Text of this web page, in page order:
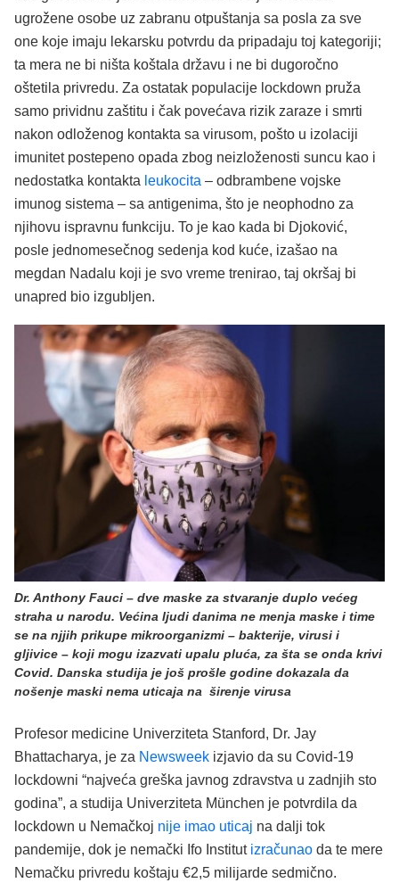
ugrožene osobe uz zabranu otpuštanja sa posla za sve
one koje imaju lekarsku potvrdu da pripadaju toj kategoriji;
ta mera ne bi ništa koštala državu i ne bi dugoročno
oštetila privredu. Za ostatak populacije lockdown pruža
samo prividnu zaštitu i čak povećava rizik zaraze i smrti
nakon odloženog kontakta sa virusom, pošto u izolaciji
imunitet postepeno opada zbog neizloženosti suncu kao i
nedostatka kontakta leukocita – odbrambene vojske
imunog sistema – sa antigenima, što je neophodno za
njihovu ispravnu funkciju. To je kao kada bi Djoković,
posle jednomesečnog sedenja kod kuće, izašao na
megdan Nadalu koji je svo vreme trenirao, taj okršaj bi
unapred bio izgubljen.
Dr. Anthony Fauci – dve maske za stvaranje duplo većeg
straha u narodu. Većina ljudi danima ne menja maske i time
se na njjih prikupe mikroorganizmi – bakterije, virusi i
gljivice – koji mogu izazvati upalu pluća, za šta se onda krivi
Covid. Danska studija je još prošle godine dokazala da
nošenje maski nema uticaja na širenje virusa
Profesor medicine Univerziteta Stanford, Dr. Jay
Bhattacharya, je za Newsweek izjavio da su Covid-19
lockdowni “najveća greška javnog zdravstva u zadnjih sto
godina”, a studija Univerziteta München je potvrdila da
lockdown u Nemačkoj nije imao uticaj na dalji tok
pandemije, dok je nemački Ifo Institut izračunao da te mere
Nemačku privredu koštaju €2,5 milijarde sedmično.